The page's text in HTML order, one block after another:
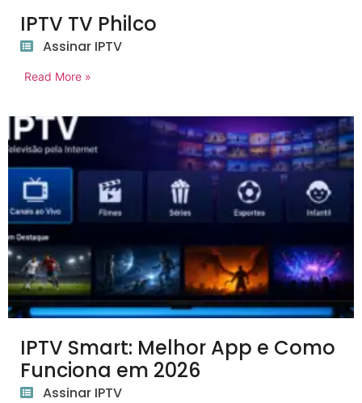
IPTV TV Philco
Assinar IPTV
Read More »
IPTV Smart: Melhor App e Como
Funciona em 2026
Assinar IPTV